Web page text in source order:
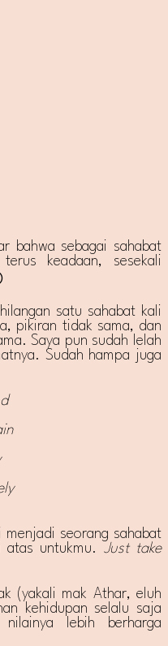
bahwa sebagai sahabat
keadaan, sesekali
satu sahabat kali
pikiran tidak sama, dan
Saya pun sudah lelah
Sudah hampa juga
menjadi seorang sahabat
atas untukmu. Just take
(yakali mak Athar, eluh
kehidupan selalu saja
lebih berharga